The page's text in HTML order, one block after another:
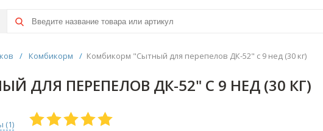
/ Комбикорм / Комбикорм "Сытный для перепелов ДК-52" с 9 нед (30 кг)
ДЛЯ ПЕРЕПЕЛОВ ДК-52" С 9 НЕД (30 КГ)
(1)